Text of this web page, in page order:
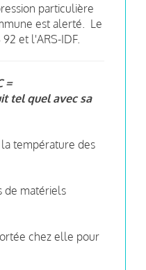
particulière
est alerté.
Le
et l'ARS-IDF.
=
tel quel avec sa
la température des
de matériels
chez elle pour